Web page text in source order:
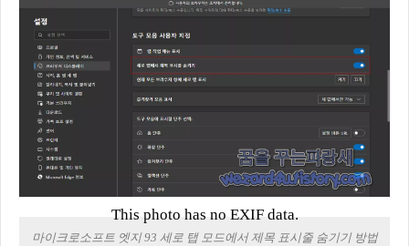
This photo has no EXIF data.
마이크로소프트 엣지 93 세로 탭 모드에서 제목 표시줄 숨기기 방법